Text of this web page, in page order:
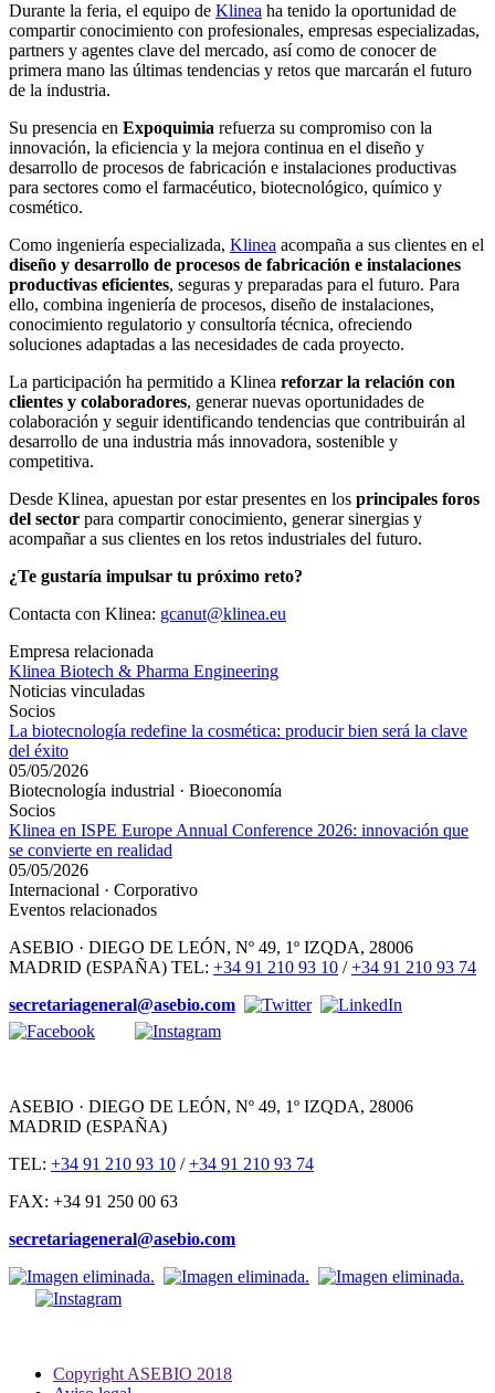
Durante la feria, el equipo de Klinea ha tenido la oportunidad de
compartir conocimiento con profesionales, empresas especializadas,
partners y agentes clave del mercado, así como de conocer de
primera mano las últimas tendencias y retos que marcarán el futuro
de la industria.
Su presencia en Expoquimia refuerza su compromiso con la
innovación, la eficiencia y la mejora continua en el diseño y
desarrollo de procesos de fabricación e instalaciones productivas
para sectores como el farmacéutico, biotecnológico, químico y
cosmético.
Como ingeniería especializada, Klinea acompaña a sus clientes en el
diseño y desarrollo de procesos de fabricación e instalaciones
productivas eficientes, seguras y preparadas para el futuro. Para
ello, combina ingeniería de procesos, diseño de instalaciones,
conocimiento regulatorio y consultoría técnica, ofreciendo
soluciones adaptadas a las necesidades de cada proyecto.
La participación ha permitido a Klinea reforzar la relación con
clientes y colaboradores, generar nuevas oportunidades de
colaboración y seguir identificando tendencias que contribuirán al
desarrollo de una industria más innovadora, sostenible y
competitiva.
Desde Klinea, apuestan por estar presentes en los principales foros
del sector para compartir conocimiento, generar sinergias y
acompañar a sus clientes en los retos industriales del futuro.
¿Te gustaría impulsar tu próximo reto?
Contacta con Klinea: gcanut@klinea.eu
Empresa relacionada
Klinea Biotech & Pharma Engineering
Noticias vinculadas
Socios
La biotecnología redefine la cosmética: producir bien será la clave
del éxito
05/05/2026
Biotecnología industrial · Bioeconomía
Socios
Klinea en ISPE Europe Annual Conference 2026: innovación que
se convierte en realidad
05/05/2026
Internacional · Corporativo
Eventos relacionados
ASEBIO · DIEGO DE LEÓN, Nº 49, 1º IZQDA, 28006
MADRID (ESPAÑA) TEL: +34 91 210 93 10 /+34 91 210 93 74
secretariageneral@asebio.com
ASEBIO · DIEGO DE LEÓN, Nº 49, 1º IZQDA, 28006
MADRID (ESPAÑA)
TEL: +34 91 210 93 10 /+34 91 210 93 74
FAX: +34 91 250 00 63
secretariageneral@asebio.com
Copyright ASEBIO 2018